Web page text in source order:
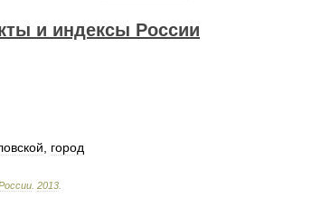
и индексы России
город
2013